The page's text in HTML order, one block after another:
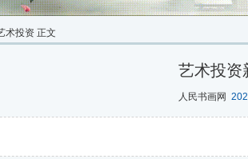
术投资 正文
艺术投资
人民书画网